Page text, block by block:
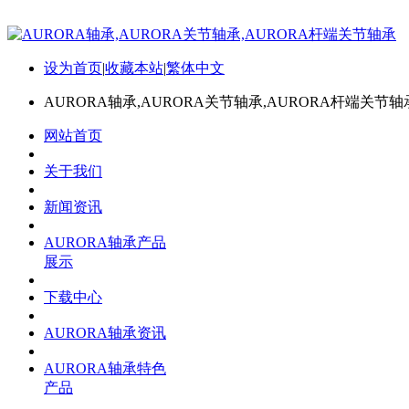
设为首页|收藏本站|繁体中文
AURORA轴承,AURORA关节轴承,AURORA杆端关节轴
网站首页
关于我们
新闻资讯
AURORA轴承产品
展示
下载中心
AURORA轴承资讯
AURORA轴承特色
产品